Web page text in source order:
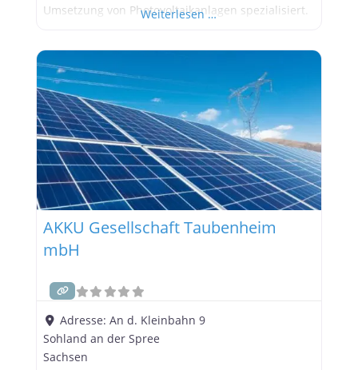
Umsetzung von Photovoltaikanlagen spezialisiert.
maßgeschneiderte Lösungen für private
Haushalte und Gewerbebetriebe in Hamburg,
Niedersachsen und Schleswig-Holstein. Hinweis:
Weiterlesen …
AKKU Gesellschaft Taubenheim
mbH
Adresse:An d. Kleinbahn 9
Sohland an der Spree
Sachsen